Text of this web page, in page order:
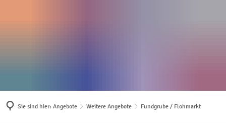
Kontakt & Öffnungszeiten Bibliothek der Dinge
Sie sind hier: Angebote Weitere Angebote Fundgrube / Flohmarkt